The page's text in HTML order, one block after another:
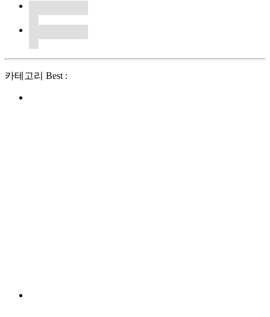
카테고리 Best :